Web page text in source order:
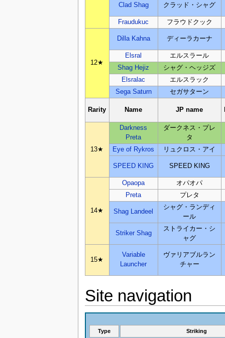
Clad Shag クラッド・シャグ
Fraudukuc フラウドクック
12★
Dilla Kahna ディーラカーナ
Elsral
エルスラール
Shag Hejiz
シャグ・ヘッジズ
Elsralac
エルスラック
Sega Saturn
セガサターン
Rarity Name JP name
13★
Darkness
Preta
ダークネス・プレ
タ
Eye of Rykros
リュクロス・アイ
SPEED KING SPEED KING
14★
Opaopa
オパオパ
Preta
プレタ
Shag Landeel
シャグ・ランディ
ール
Striker Shag
ストライカー・シ
ャグ
15★
Variable
Launcher
ヴァリアブルラン
チャー
Site navigation
Type Striking